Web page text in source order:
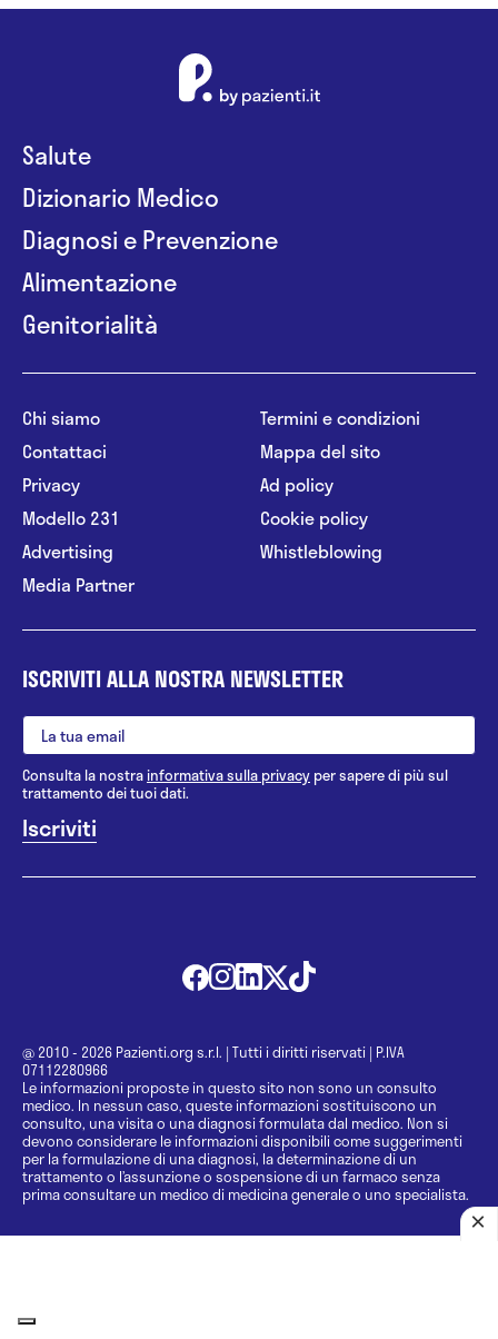
Salute
Dizionario Medico
Diagnosi e Prevenzione
Alimentazione
Genitorialità
Chi siamo
Contattaci
Privacy
Modello 231
Advertising
Media Partner
Termini e condizioni
Mappa del sito
Ad policy
Cookie policy
Whistleblowing
ISCRIVITI ALLA NOSTRA NEWSLETTER
Consulta la nostrainformativa sulla privacy per sapere di più sul
trattamento dei tuoi dati.
@ 2010 - 2026 Pazienti.org s.r.l. | Tutti i diritti riservati | P.IVA
07112280966
Le informazioni proposte in questo sito non sono un consulto
medico. In nessun caso, queste informazioni sostituiscono un
consulto, una visita o una diagnosi formulata dal medico. Non si
devono considerare le informazioni disponibili come suggerimenti
per la formulazione di una diagnosi, la determinazione di un
trattamento o l’assunzione o sospensione di un farmaco senza
prima consultare un medico di medicina generale o uno specialista.